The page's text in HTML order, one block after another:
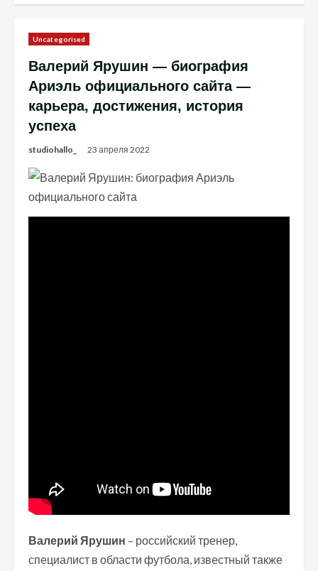
Uncategorised
Валерий Ярушин — биография
Ариэль официального сайта —
карьера, достижения, история
успеха
studiohallo_ 23 апреля 2022
Валерий Ярушин – российский тренер,
специалист в области футбола, известный также